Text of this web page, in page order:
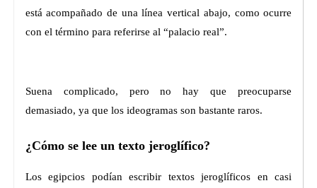
está acompañado de una línea vertical abajo, como ocurre
con el término para referirse al “palacio real”.
Suena complicado, pero no hay que preocuparse
demasiado, ya que los ideogramas son bastante raros.
¿Cómo se lee un texto jeroglífico?
Los egipcios podían escribir textos jeroglíficos en casi